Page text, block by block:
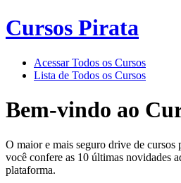
Cursos Pirata
Acessar Todos os Cursos
Lista de Todos os Cursos
Bem-vindo ao
O maior e mais seguro drive de
você confere as 10 últimas novidades
plataforma.